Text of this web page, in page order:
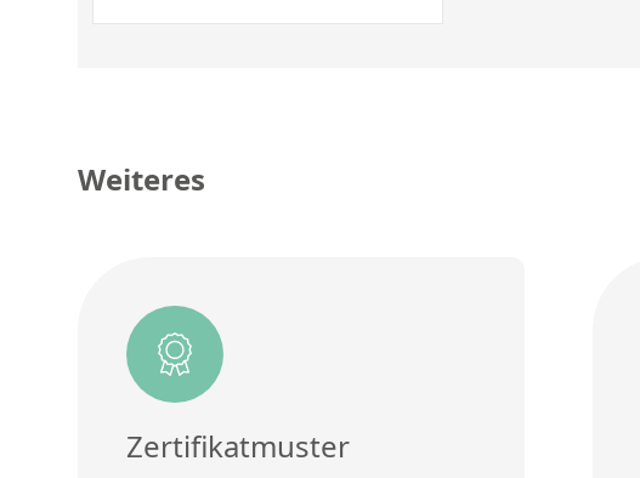
Weiteres
Zertifikatmuster